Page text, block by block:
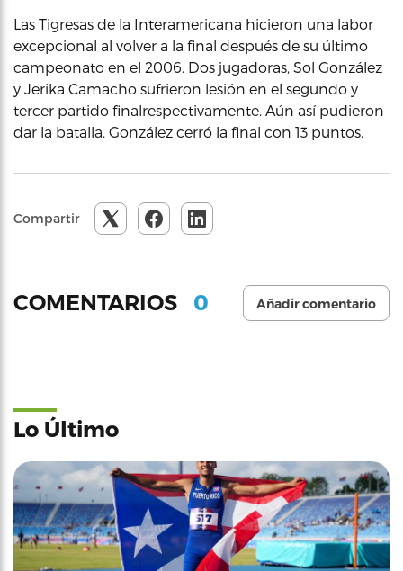
Las Tigresas de la Interamericana hicieron una labor
excepcional al volver a la final después de su último
campeonato en el 2006. Dos jugadoras, Sol González
y Jerika Camacho sufrieron lesión en el segundo y
tercer partido finalrespectivamente. Aún así pudieron
dar la batalla. González cerró la final con 13 puntos.
Compartir
COMENTARIOS 0 Añadir comentario
Lo Último